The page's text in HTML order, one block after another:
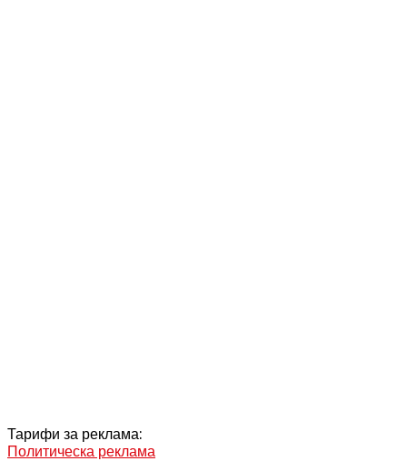
Тарифи за реклама:
Политическа реклама